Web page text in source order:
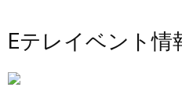
Eテレイベント情